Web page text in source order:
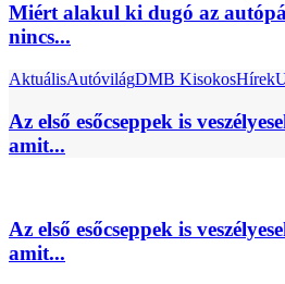
Miért alakul ki dugó az
nincs...
AktuálisAutóvilágDMB KisokosHírek
Az első esőcseppek is
amit...
Az első esőcseppek is
amit...